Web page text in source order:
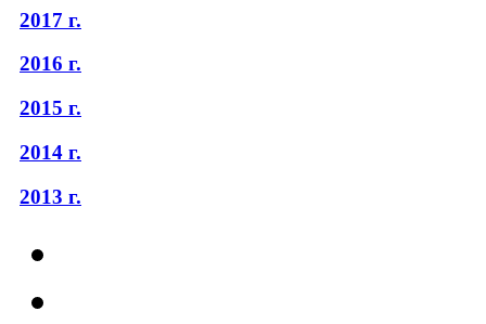
2017 г.
2016 г.
2015 г.
2014 г.
2013 г.